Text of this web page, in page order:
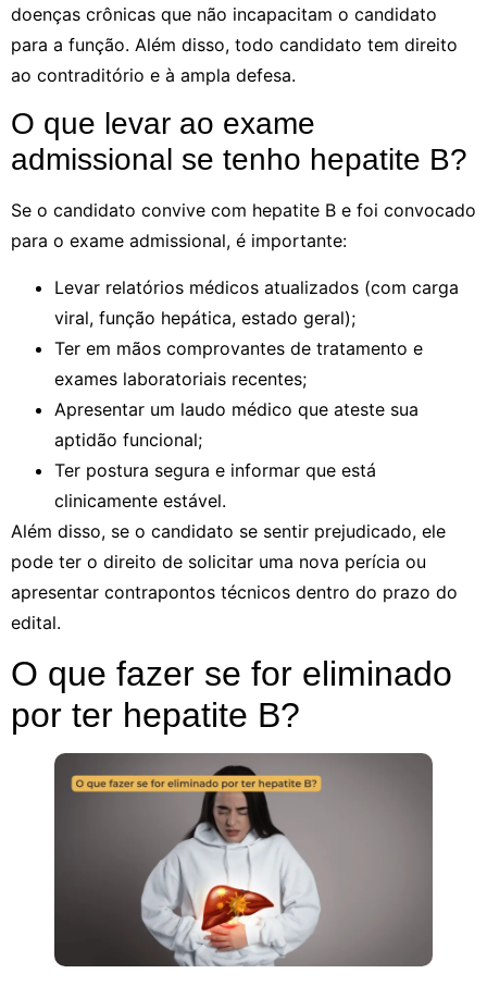
doenças crônicas que não incapacitam o candidato
para a função. Além disso, todo candidato tem direito
ao contraditório e à ampla defesa.
O que levar ao exame
admissional se tenho hepatite B?
Se o candidato convive com hepatite B e foi convocado
para o exame admissional, é importante:
Levar relatórios médicos atualizados (com carga
viral, função hepática, estado geral);
Ter em mãos comprovantes de tratamento e
exames laboratoriais recentes;
Apresentar um laudo médico que ateste sua
aptidão funcional;
Ter postura segura e informar que está
clinicamente estável.
Além disso, se o candidato se sentir prejudicado, ele
pode ter o direito de solicitar uma nova perícia ou
apresentar contrapontos técnicos dentro do prazo do
edital.
O que fazer se for eliminado
por ter hepatite B?